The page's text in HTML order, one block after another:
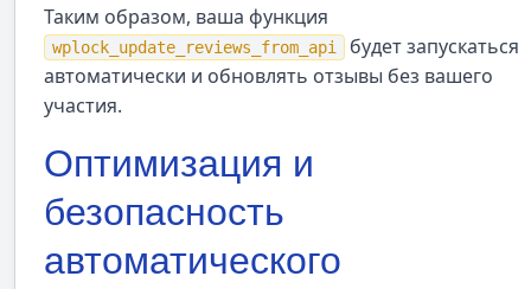
Таким образом, ваша функция
wplock_update_reviews_from_api
будет запускаться
автоматически и обновлять отзывы без вашего
участия.
Оптимизация и
безопасность
автоматического